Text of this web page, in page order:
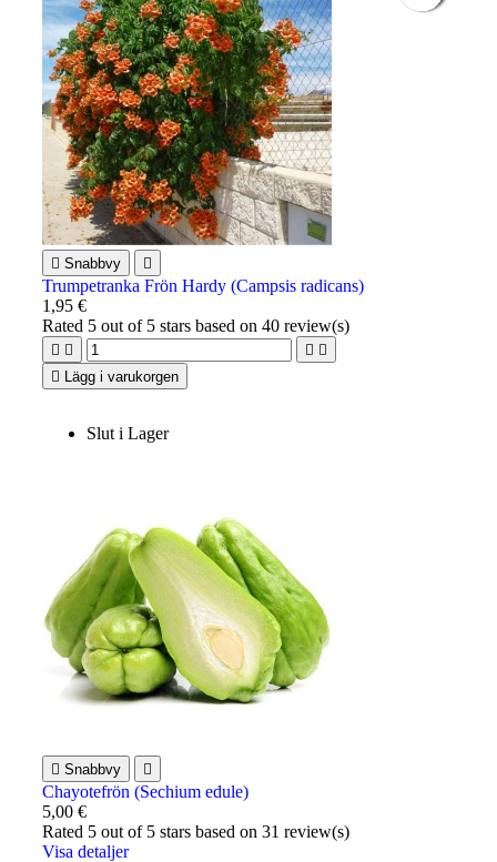
 Snabbvy 
Trumpetranka Frön Hardy (Campsis radicans)
1,95 €
Rated 5 out of 5 stars based on40 review(s)
   
 Lägg i varukorgen
Slut i Lager
 Snabbvy 
Chayotefrön (Sechium edule)
5,00 €
Rated 5 out of 5 stars based on31 review(s)
Visa detaljer